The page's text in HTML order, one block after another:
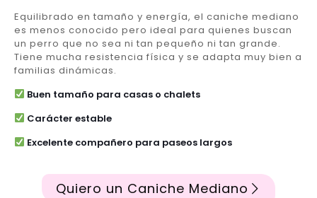
Equilibrado en tamaño y energía, el caniche mediano
es menos conocido pero ideal para quienes buscan
un perro que no sea ni tan pequeño ni tan grande.
Tiene mucha resistencia física y se adapta muy bien a
familias dinámicas.
Buen tamaño para casas o chalets
Carácter estable
Excelente compañero para paseos largos
Quiero un Caniche Mediano